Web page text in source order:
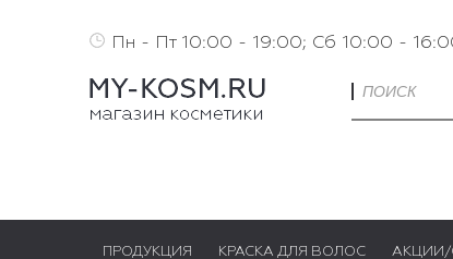
Пн - Пт 10:00 - 19:00; Сб 10:00 -
ПРОДУКЦИЯ КРАСКА ДЛЯ ВОЛОС АКЦИИ/